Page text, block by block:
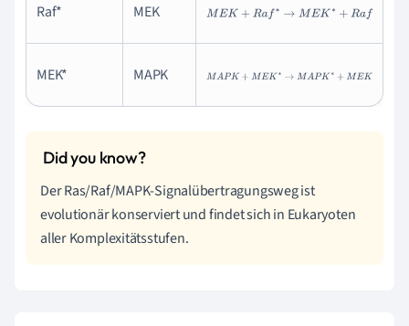
Raf* MEK MEK+Raf∗→MEK∗+ Raf
MEK* MAPK MAPK+MEK∗→MAPK∗+MEK
Der Ras/Raf/MAPK-Signalübertragungsweg ist
evolutionär konserviert und findet sich in Eukaryoten
aller Komplexitätsstufen.